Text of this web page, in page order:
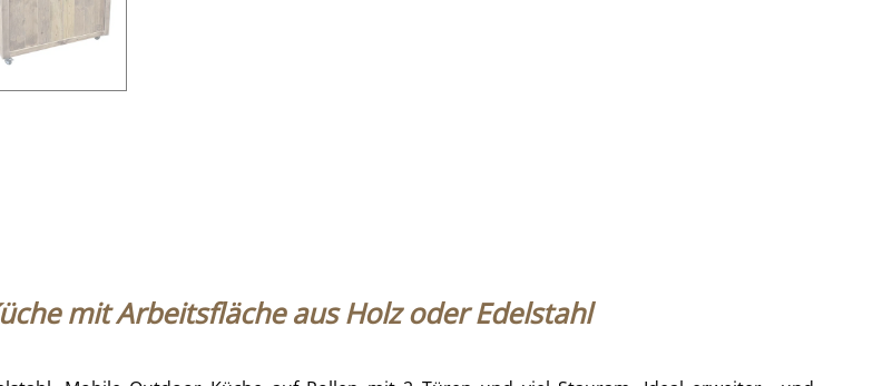
mit Arbeitsfläche aus Holz oder Edelstahl